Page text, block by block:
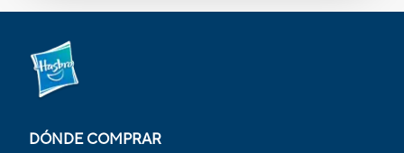
DÓNDE COMPRAR